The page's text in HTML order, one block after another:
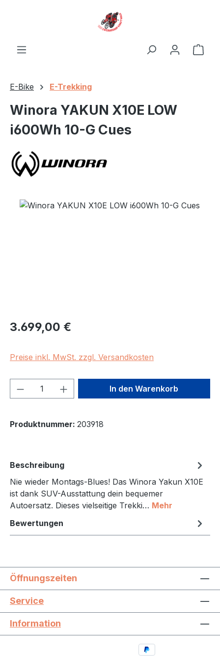
E-Bike E-Trekking
Winora YAKUN X10E LOW
i600Wh 10-G Cues
Bildergalerie überspringen
Regulärer Preis:
3.699,00 €
Preise inkl. MwSt. zzgl. Versandkosten
Produkt Anzahl: Gib denIn den Warenkorb
Produktnummer: 203918
Beschreibung
Nie wieder Montags-Blues! Das Winora Yakun X10E
ist dank SUV-Ausstattung dein bequemer
Autoersatz. Dieses vielseitige Trekki… Mehr
Bewertungen
Öffnungszeiten
Service
Information